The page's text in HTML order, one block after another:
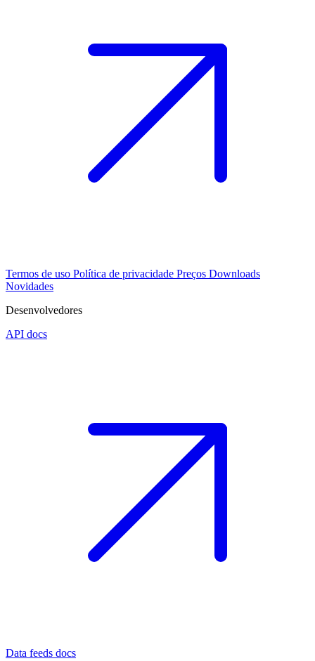
Termos de uso Política de privacidade Preços Downloads
Novidades
Desenvolvedores
API docs
Data feeds docs